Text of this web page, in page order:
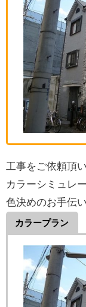
工事をご依頼頂
カラーシミュレ
色決めのお手伝
カラープラン